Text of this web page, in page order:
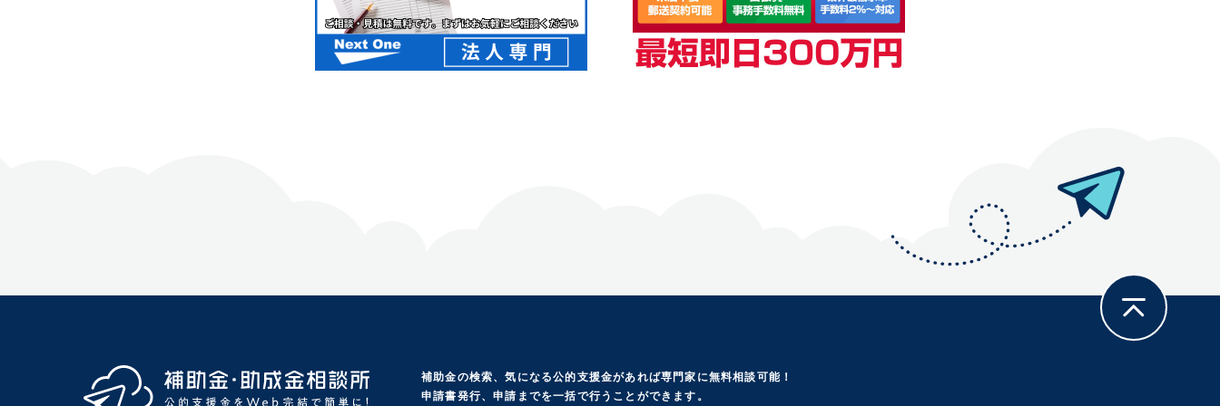
補助金の検索、気になる公的支援金があれば専門家に無料相談可能！
申請書発行、申請までを一括で行うことができます。